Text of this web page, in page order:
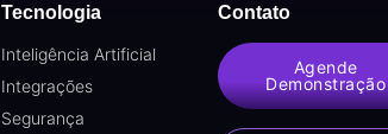
Tecnologia
Inteligência Artificial
Integrações
Segurança
Contato
Agende
Demonstração